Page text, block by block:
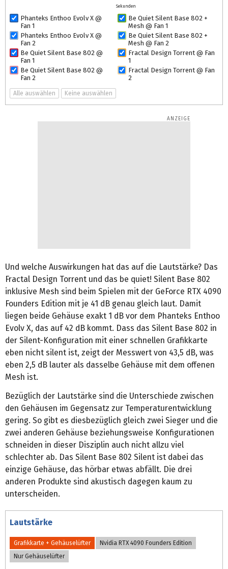
Sekunden
Phanteks Enthoo Evolv X @
Fan 1
Phanteks Enthoo Evolv X @
Fan 2
Be Quiet Silent Base 802 @
Fan 1
Be Quiet Silent Base 802 @
Fan 2
Be Quiet Silent Base 802 +
Mesh @ Fan 1
Be Quiet Silent Base 802 +
Mesh @ Fan 2
Fractal Design Torrent @ Fan
1
Fractal Design Torrent @ Fan
2
Alle auswählen Keine auswählen
Und welche Auswirkungen hat das auf die Lautstärke? Das
Fractal Design Torrent und das be quiet! Silent Base 802
inklusive Mesh sind beim Spielen mit der GeForce RTX 4090
Founders Edition mit je 41 dB genau gleich laut. Damit
liegen beide Gehäuse exakt 1 dB vor dem Phanteks Enthoo
Evolv X, das auf 42 dB kommt. Dass das Silent Base 802 in
der Silent-Konfiguration mit einer schnellen Grafikkarte
eben nicht silent ist, zeigt der Messwert von 43,5 dB, was
eben 2,5 dB lauter als dasselbe Gehäuse mit dem offenen
Mesh ist.
Bezüglich der Lautstärke sind die Unterschiede zwischen
den Gehäusen im Gegensatz zur Temperaturentwicklung
gering. So gibt es diesbezüglich gleich zwei Sieger und die
zwei anderen Gehäuse beziehungsweise Konfigurationen
schneiden in dieser Disziplin auch nicht allzu viel
schlechter ab. Das Silent Base 802 Silent ist dabei das
einzige Gehäuse, das hörbar etwas abfällt. Die drei
anderen Produkte sind akustisch dagegen kaum zu
unterscheiden.
Lautstärke
Grafikkarte + Gehäuselüfter
Nvidia RTX 4090 Founders Edition
Nur Gehäuselüfter